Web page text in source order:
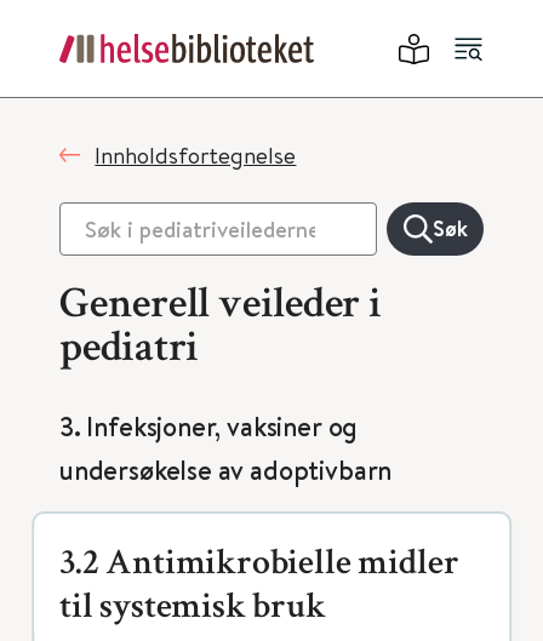
Innholdsfortegnelse
Søk
Generell veileder i
pediatri
3. Infeksjoner, vaksiner og
undersøkelse av adoptivbarn
3.2 Antimikrobielle midler
til systemisk bruk